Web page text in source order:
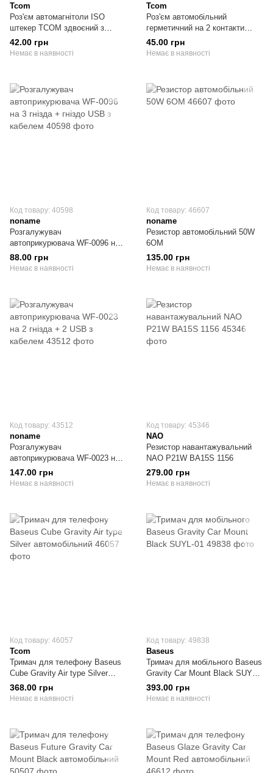
Tcom
Роз'єм автомагнітоли ISO
штекер TCOM здвоєний з
кабелем 0.2 метра
42.00 грн
Немає в наявності
Tcom
Роз'єм автомобільний
герметичний на 2 контакти
Superseal 1.5 з кабелем
45.00 грн
Немає в наявності
Код товару: 40598
noname
Розгалужувач
автоприкурювача WF-0096 на 3
гнізда + гніздо USB з кабелем
88.00 грн
Немає в наявності
Код товару: 46607
noname
Резистор автомобільний 50W
6ОМ
135.00 грн
Немає в наявності
Код товару: 43512
noname
Розгалужувач
автоприкурювача WF-0023 на 2
гнізда + 2 USB з кабелем
147.00 грн
Немає в наявності
Код товару: 45346
NAO
Резистор навантажувальний
NAO P21W BA15S 1156
279.00 грн
Немає в наявності
Код товару: 46057
Tcom
Тримач для телефону Baseus
Cube Gravity Air type Silver
автомобільний
368.00 грн
Немає в наявності
Код товару: 49838
Baseus
Тримач для мобільного Baseus
Gravity Car Mount Black SUYL-
01
393.00 грн
Немає в наявності